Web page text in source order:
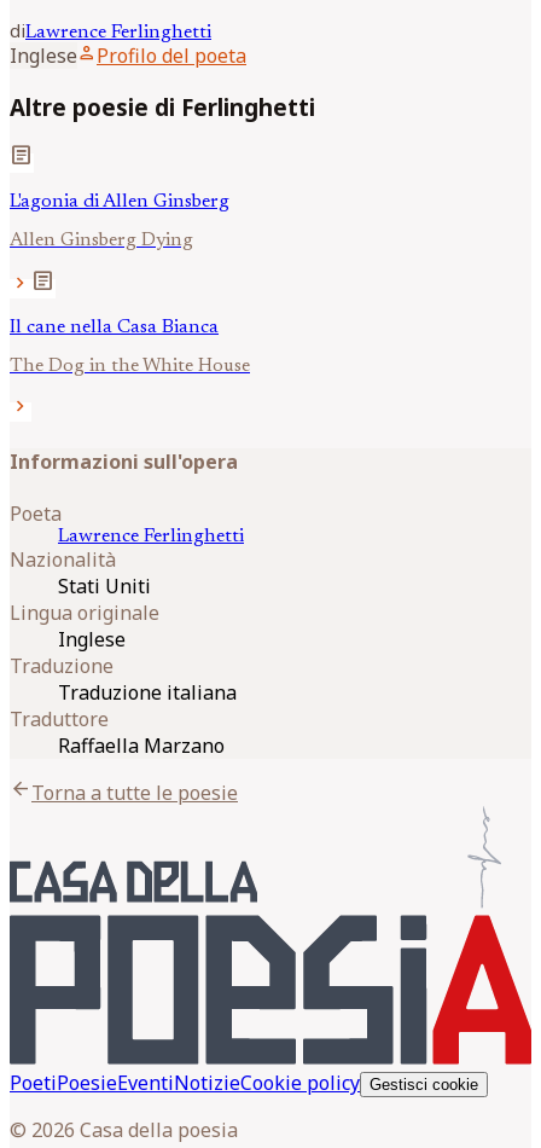
diLawrence Ferlinghetti
Ingleseperson Profilo del poeta
Altre poesie di Ferlinghetti
article
L'agonia di Allen Ginsberg
Allen Ginsberg Dying
chevron_right article
Il cane nella Casa Bianca
The Dog in the White House
chevron_right
Informazioni sull'opera
Poeta
Lawrence Ferlinghetti
Nazionalità
Stati Uniti
Lingua originale
Inglese
Traduzione
Traduzione italiana
Traduttore
Raffaella Marzano
arrow_backTorna a tutte le poesie
PoetiPoesieEventiNotizieCookie policy Gestisci cookie
© 2026 Casa della poesia